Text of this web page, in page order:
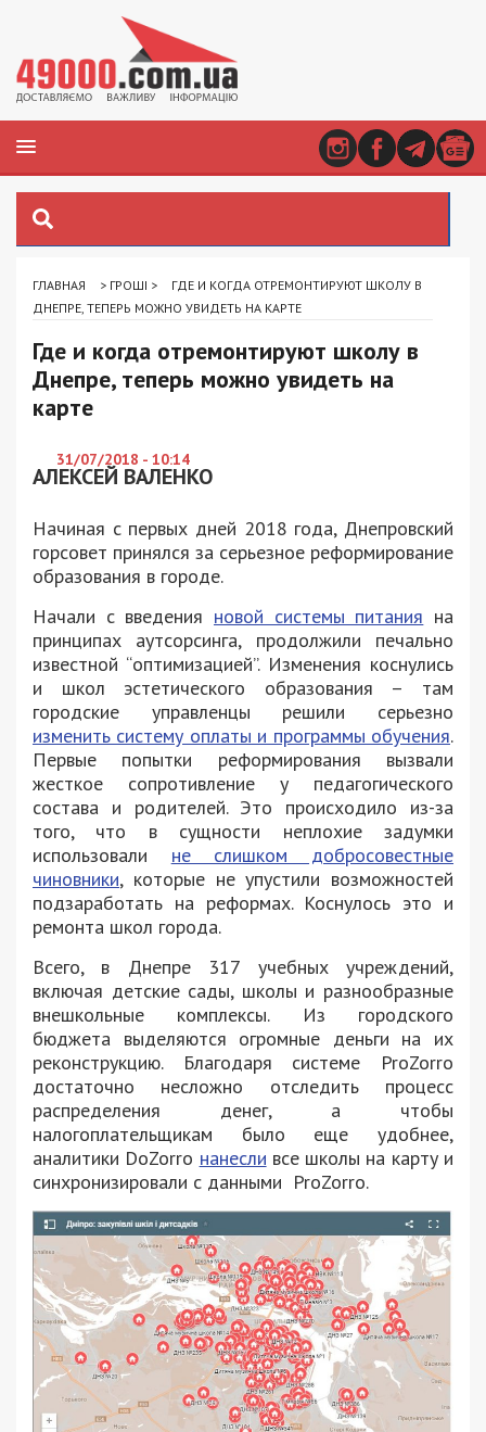
ГЛАВНАЯ > ГРОШІ >
ГДЕ И КОГДА ОТРЕМОНТИРУЮТ ШКОЛУ В
ДНЕПРЕ, ТЕПЕРЬ МОЖНО УВИДЕТЬ НА КАРТЕ
Где и когда отремонтируют школу в
Днепре, теперь можно увидеть на
карте
31/07/2018 - 10:14
АЛЕКСЕЙ ВАЛЕНКО
Начиная с первых дней 2018 года, Днепровский
горсовет принялся за серьезное реформирование
образования в городе.
Начали с введения новой системы питания на
принципах аутсорсинга, продолжили печально
известной “оптимизацией”. Изменения коснулись
и школ эстетического образования – там
городские управленцы решили серьезно
изменить систему оплаты и программы обучения.
Первые попытки реформирования вызвали
жесткое сопротивление у педагогического
состава и родителей. Это происходило из-за
того, что в сущности неплохие задумки
использовали не слишком добросовестные
чиновники, которые не упустили возможностей
подзаработать на реформах. Коснулось это и
ремонта школ города.
Всего, в Днепре 317 учебных учреждений,
включая детские сады, школы и разнообразные
внешкольные комплексы. Из городского
бюджета выделяются огромные деньги на их
реконструкцию. Благодаря системе ProZorro
достаточно несложно отследить процесс
распределения денег, а чтобы
налогоплательщикам было еще удобнее,
аналитики DoZorro нанесли все школы на карту и
синхронизировали c данными ProZorro.